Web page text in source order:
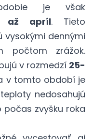
je však
až apríl. Tieto
vysokými dennými
počtom zrážok.
v rozmedzí 25-
v tomto období je
nedosahujú
zvyšku roka